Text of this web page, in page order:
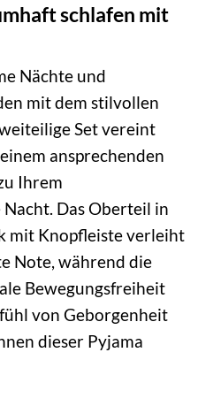
schlafen mit
Nächte und
mit dem stilvollen
Set vereint
ansprechenden
Ihrem
Das Oberteil in
mit Knopfleiste verleiht
Note, während die
Bewegungsfreiheit
von Geborgenheit
dieser Pyjama